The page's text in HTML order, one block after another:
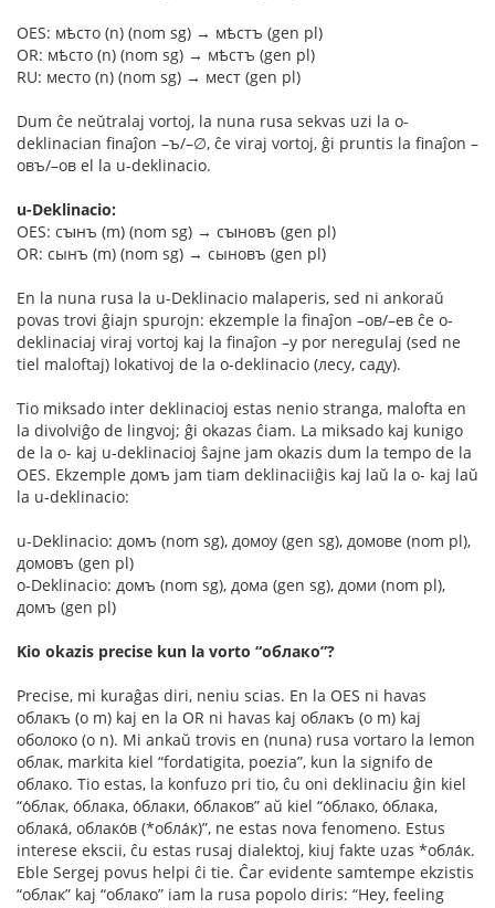
OES: мѣсто (n) (nom sg) → мѣстъ (gen pl)
OR: мѣсто (n) (nom sg) → мѣстъ (gen pl)
RU: место (n) (nom sg) → мест (gen pl)
Dum ĉe neŭtralaj vortoj, la nuna rusa sekvas uzi la o-
deklinacian finaĵon –ъ/–∅, ĉe viraj vortoj, ĝi pruntis la finaĵon –
овъ/–ов el la u-deklinacio.
u-Deklinacio:
OES: сꙑнъ (m) (nom sg) → сꙑновъ (gen pl)
OR: сынъ (m) (nom sg) → сыновъ (gen pl)
En la nuna rusa la u-Deklinacio malaperis, sed ni ankoraŭ
povas trovi ĝiajn spurojn: ekzemple la finaĵon –ов/–ев ĉe o-
deklinaciaj viraj vortoj kaj la finaĵon –у por neregulaj (sed ne
tiel maloftaj) lokativoj de la o-deklinacio (лесу, саду).
Tio miksado inter deklinacioj estas nenio stranga, malofta en
la divolviĝo de lingvoj; ĝi okazas ĉiam. La miksado kaj kunigo
de la o- kaj u-deklinacioj ŝajne jam okazis dum la tempo de la
OES. Ekzemple домъ jam tiam deklinaciiĝis kaj laŭ la o- kaj laŭ
la u-deklinacio:
u-Deklinacio: домъ (nom sg), домоу (gen sg), домове (nom pl),
домовъ (gen pl)
o-Deklinacio: домъ (nom sg), дома (gen sg), доми (nom pl),
домъ (gen pl)
Kio okazis precise kun la vorto “облако”?
Precise, mi kuraĝas diri, neniu scias. En la OES ni havas
облакъ (o m) kaj en la OR ni havas kaj облакъ (o m) kaj
оболоко (o n). Mi ankaŭ trovis en (nuna) rusa vortaro la lemon
облак, markita kiel “fordatigita, poezia”, kun la signifo de
облако. Tio estas, la konfuzo pri tio, ĉu oni deklinaciu ĝin kiel
“о́блак, о́блакa, о́блаки, о́блаков” aŭ kiel “о́блако, о́блака,
облака́, облако́в (*обла́к)”, ne estas nova fenomeno. Estus
interese ekscii, ĉu estas rusaj dialektoj, kiuj fakte uzas *обла́к.
Eble Sergej povus helpi ĉi tie. Ĉar evidente samtempe ekzistis
“облак” kaj “облако” iam la rusa popolo diris: “Hey, feeling